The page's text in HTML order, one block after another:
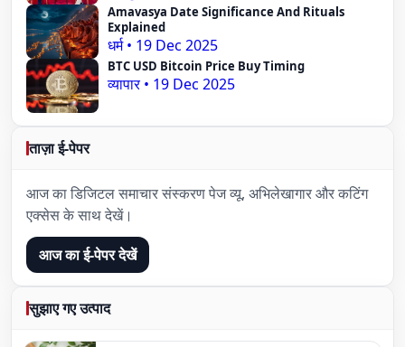
Amavasya Date Significance And Rituals
Explained
धर्म • 19 Dec 2025
BTC USD Bitcoin Price Buy Timing
व्यापार • 19 Dec 2025
ताज़ा ई-पेपर
आज का डिजिटल समाचार संस्करण पेज व्यू, अभिलेखागार और कटिंग
एक्सेस के साथ देखें।
आज का ई-पेपर देखें
सुझाए गए उत्पाद